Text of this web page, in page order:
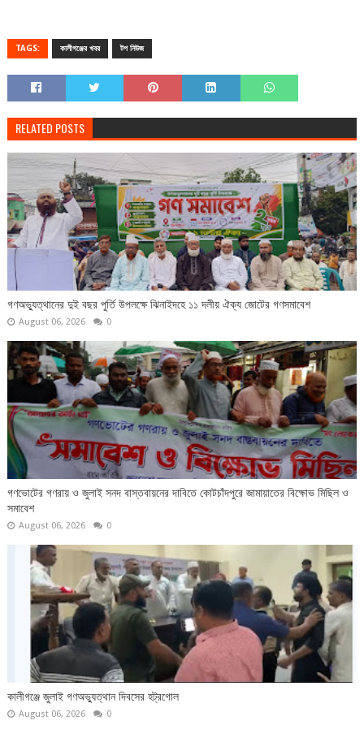
TAGS: কালীগঞ্জের খবর টপ নিউজ
RELATED POSTS
গণঅভ্যুত্থানের দুই বছর পুর্তি উপলক্ষে ঝিনাইদহে ১১ দলীয় ঐক্য জোটের গণসমাবেশ
August 06, 2026 0
গণভোটের গণরায় ও জুলাই সনদ বাস্তবায়নের দাবিতে কোটচাঁদপুরে জামায়াতের বিক্ষোভ মিছিল ও
সমাবেশ
August 06, 2026 0
কালীগঞ্জে জুলাই গণঅভ্যুত্থান দিবসের হট্রগোল
August 06, 2026 0